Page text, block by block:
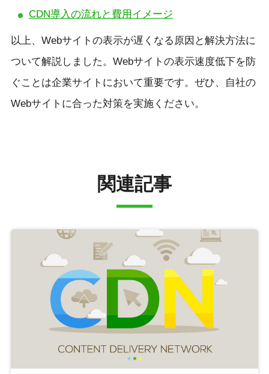
CDN導入の流れと費用イメージ
以上、Webサイトの表示が遅くなる原因と解決方法に
ついて解説しました。Webサイトの表示速度低下を防
ぐことは企業サイトにおいて重要です。ぜひ、自社の
Webサイトに合った対策を実施ください。
関連記事